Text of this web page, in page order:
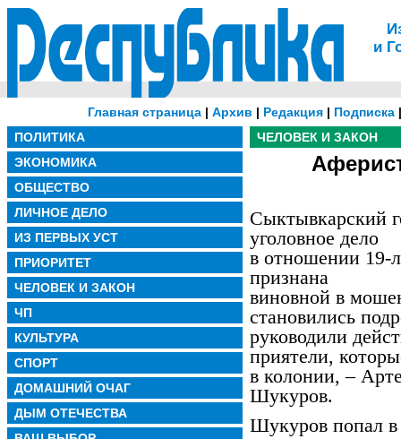
и
Главная страница | Архив | Редакция | Подписка
ПОЛИТИКА
ЭКОНОМИКА
ОБЩЕСТВО
ЛИЧНОЕ ДЕЛО
ИЗ ПЕРВЫХ УСТ
ПРИОРИТЕТ
ЧЕЛОВЕК И ЗАКОН
ЧП
КУЛЬТУРА
СПОРТ
ДОМАШНИЙ ОЧАГ
ДЫМ ОТЕЧЕСТВА
ЧЕЛОВЕК И ЗАКОН
Сыктывкарский
уголовное дело
в отношении 19-
признана
виновной в
становились
руководили
приятели,
в колонии, –
Шукуров.
Шукуров попал в